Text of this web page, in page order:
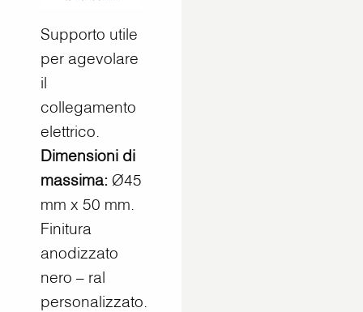
Supporto utile
per agevolare
il
collegamento
elettrico.
Dimensioni di
massima: Ø45
mm x 50 mm.
Finitura
anodizzato
nero – ral
personalizzato.